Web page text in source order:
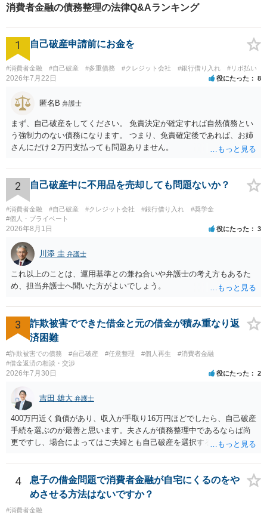
消費者金融の債務整理の法律Q&Aランキング
1 自己破産申請前にお金を
#消費者金融 #自己破産 #多重債務 #クレジット会社 #銀行借り入れ #リボ払い
2026年7月22日 役にたった 8
匿名B 弁護士
まず、自己破産をしてください。 免責決定が確定すれば自然債務とい
う強制力のない債務になります。 つまり、免責確定後であれば、お姉
さんにだけ２万円支払っても問題ありません。
2 自己破産中に不用品を売却しても問題ないか？
#消費者金融 #自己破産 #クレジット会社 #銀行借り入れ
#奨学金
#個人・プライベート
2026年8月1日 役にたった 3
川添 圭 弁護士
これ以上のことは、運用基準との兼ね合いや弁護士の考え方もあるた
め、担当弁護士へ聞いた方がよいでしょう。
3
詐欺被害でできた借金と元の借金が積み重なり返
済困難
#詐欺被害での債務 #自己破産 #任意整理 #個人再生
#消費者金融
#借金返済の相談・交渉
2026年7月30日 役にたった 2
吉田 雄大 弁護士
400万円近く負債があり、収入が手取り16万円ほどでしたら、自己破産
手続を選ぶのが最善と思います。夫さんが債務整理中であるならば尚
更ですし、場合によってはご夫婦とも自己破産を選択する方法もある
4
息子の借金問題で消費者金融が自宅にくるのをや
めさせる方法はないですか？
#消費者金融